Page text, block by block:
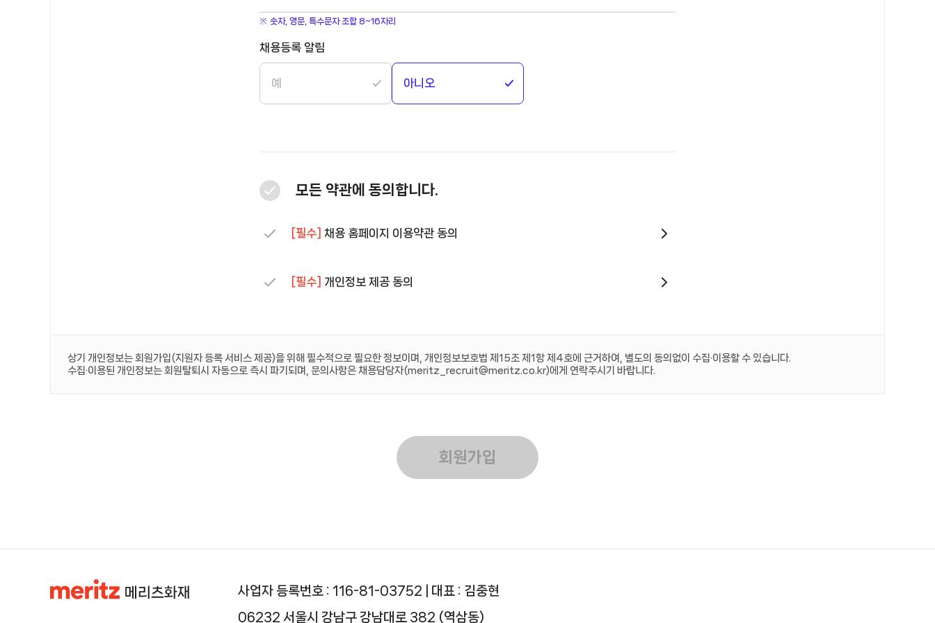
숫자, 영문, 특수문자 조합 8~16자리
채용등록 알림
예 아니오
모든 약관에 동의합니다.
[필수] 채용 홈페이지 이용약관 동의
[필수] 개인정보 제공 동의
상기 개인정보는 회원가입(지원자 등록 서비스 제공)을 위해 필수적으로 필요한 정보이며, 개인정보보호법 제15조 제1항 제4호에 근거하여, 별도의 동의없이 수집·이용할 수 있습니다.
수집·이용된 개인정보는 회원탈퇴시 자동으로 즉시 파기되며, 문의사항은 채용담당자(meritz_recruit@meritz.co.kr)에게 연락주시기 바랍니다.
회원가입
사업자 등록번호 : 116-81-03752 | 대표 : 김중현
06232 서울시 강남구 강남대로 382 (역삼동)